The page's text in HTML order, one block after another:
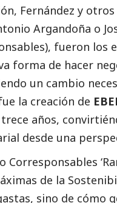
Fernández y
Argandoña o
), fueron los
forma de hacer
un cambio
la creación de
años,
desde una
Corresponsables
de la
sino de cómo